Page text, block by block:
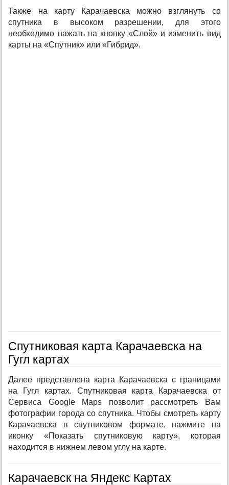
Также на карту Карачаевска можно взглянуть со
спутника в высоком разрешении, для этого
необходимо нажать на кнопку «Слой» и изменить вид
карты на «Спутник» или «Гибрид».
Спутниковая карта Карачаевска на
Гугл картах
Далее представлена карта Карачаевска с границами
на Гугл картах. Спутниковая карта Карачаевска от
Сервиса Google Maps позволит рассмотреть Вам
фотографии города со спутника. Чтобы смотреть карту
Карачаевска в спутниковом формате, нажмите на
иконку «Показать спутниковую карту», которая
находится в нижнем левом углу на карте.
Карачаевск на Яндекс Картах